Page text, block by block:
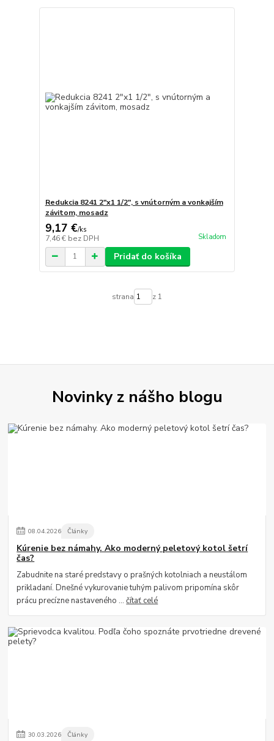
Redukcia 8241 2"x1 1/2", s vnútorným a vonkajším
závitom, mosadz
9,17 €/ks
7,46 € bez DPH Skladom
Pridať do košíka
strana z 1
Novinky z nášho blogu
08.04.2026 Články
Kúrenie bez námahy. Ako moderný peletový kotol šetrí
čas?
Zabudnite na staré predstavy o prašných kotolniach a neustálom
prikladaní. Dnešné vykurovanie tuhým palivom pripomína skôr
prácu precízne nastaveného ...čítať celé
30.03.2026 Články